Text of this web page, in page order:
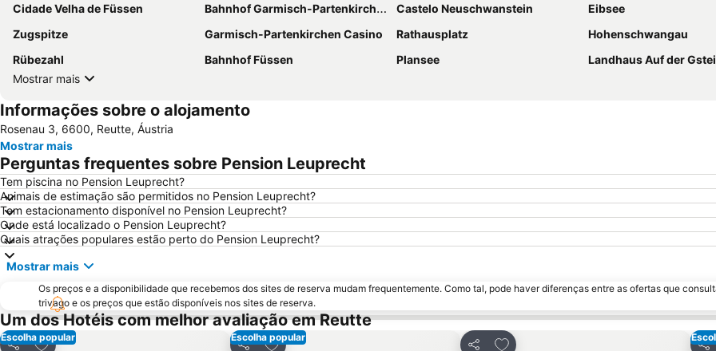
Cidade Velha de Füssen Bahnhof Garmisch-Partenkirchen Castelo Neuschwanstein
Eibsee
Zugspitze
Garmisch-Partenkirchen Casino Rathausplatz
Hohenschwangau
Rübezahl
Bahnhof Füssen Plansee
Landhaus Auf der
Mostrar mais
Informações sobre o alojamento
Rosenau 3, 6600, Reutte, Áustria
Mostrar mais
Perguntas frequentes sobre Pension Leuprecht
Tem piscina no Pension Leuprecht?
Animais de estimação são permitidos no Pension Leuprecht?
Tem estacionamento disponível no Pension Leuprecht?
Onde está localizado o Pension Leuprecht?
Quais atrações populares estão perto do Pension Leuprecht?
Mostrar mais
Os preços e a disponibilidade que recebemos dos sites de reserva mudam frequentemente. Como tal, pode haver diferenças entre as ofertas que
trivago e os preços que estão disponíveis nos sites de reserva.
Um dos Hotéis com melhor avaliação em Reutte
Escolha popular
Adicionar aos favoritos Escolha popular
Adicionar aos favoritos Adicionar aos favoritos